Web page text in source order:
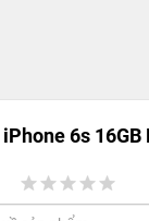
iPhone 6s 16GB